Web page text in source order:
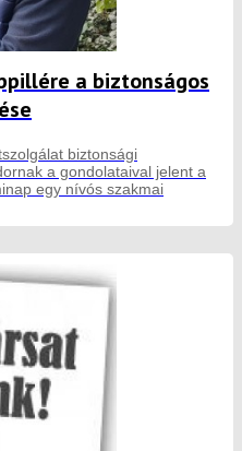
a biztonságos
biztonsági
a gondolataival jelent a
egy nívós szakmai